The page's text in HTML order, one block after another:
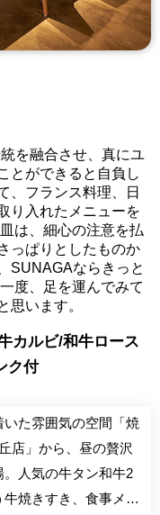
を融合させ、真にユ
とができると自負し
、フランス料理、日
り入れたメニューを
は、細心の注意を払
っぱりとしたものか
SUNAGAならきっと
度、足を運んでみて
思います。
カルビ/和牛ロース
ク付
た雰囲気の空間「焼
店」から、昼の贅沢
人気の牛タン和牛2
焼きすき、食事メニ